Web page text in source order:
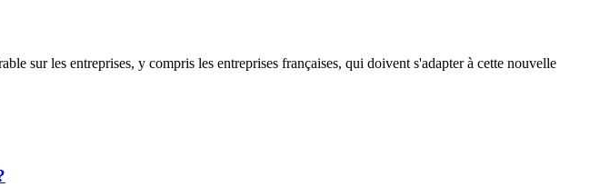
sur les entreprises, y compris les entreprises françaises, qui doivent s'adapter à cette nouvelle